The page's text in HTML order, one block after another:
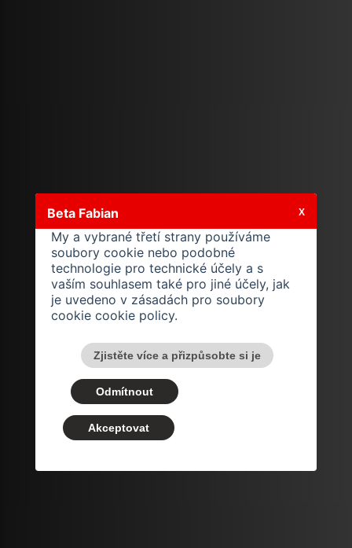
Beta Fabian
My a vybrané třetí strany používáme
soubory cookie nebo podobné
technologie pro technické účely a s
vaším souhlasem také pro jiné účely, jak
je uvedeno v zásadách pro soubory
cookie cookie policy.
Zjistěte více a přizpůsobte si je
Odmítnout
Akceptovat
X